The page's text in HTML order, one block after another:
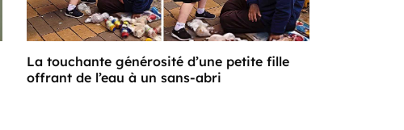
La touchante générosité d’une petite fille
offrant de l’eau à un sans-abri